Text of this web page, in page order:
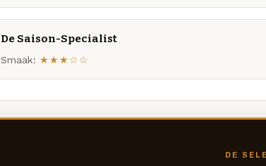
De Saison-Specialist
Smaak: ★★★☆☆
DE